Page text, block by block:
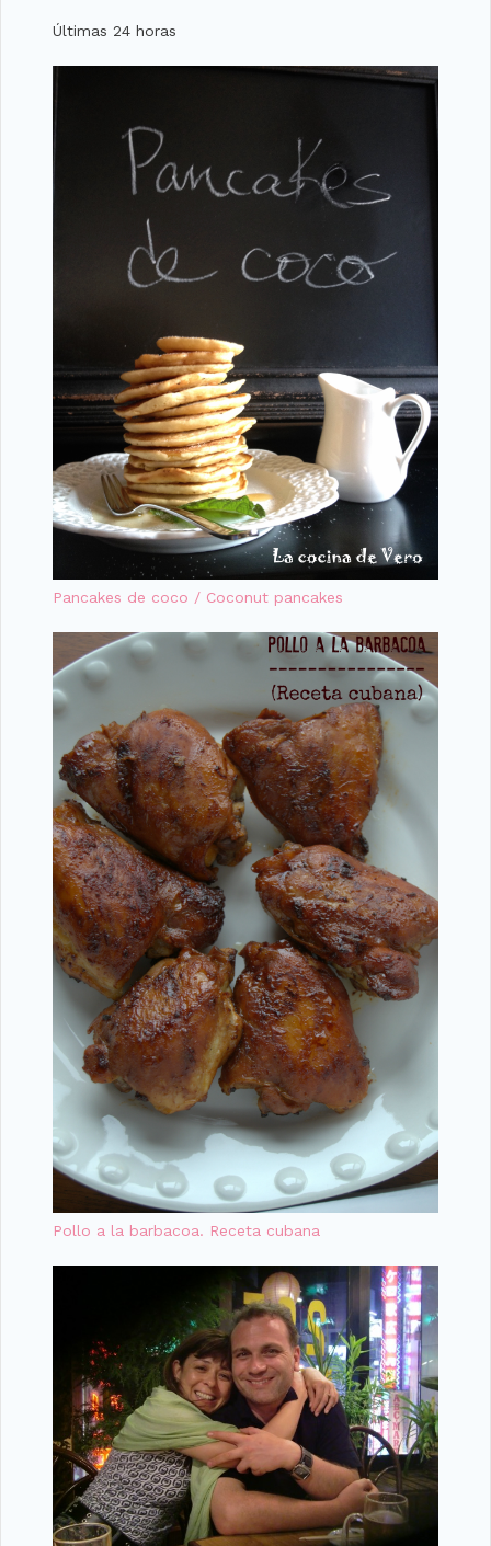
Últimas 24 horas
Pancakes de coco / Coconut pancakes
Pollo a la barbacoa. Receta cubana